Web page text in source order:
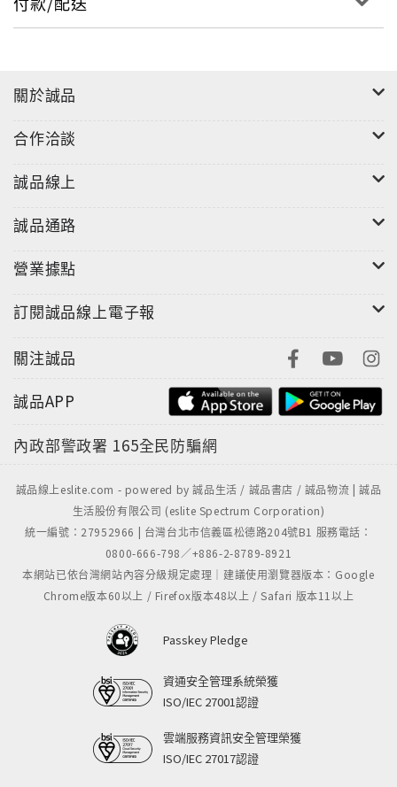
關於誠品
合作洽談
誠品線上
誠品通路
營業據點
訂閱誠品線上電子報
關注誠品
誠品APP
內政部警政署 165全民防騙網
誠品線上eslite.com - powered by 誠品生活 / 誠品書店 / 誠品物流 | 誠品
生活股份有限公司 (eslite Spectrum Corporation)
統一編號：27952966 | 台灣台北市信義區松德路204號B1 服務電話：
0800-666-798／+886-2-8789-8921
本網站已依台灣網站內容分級規定處理｜建議使用瀏覽器版本：Google
Chrome版本60以上 / Firefox版本48以上 / Safari 版本11以上
Passkey Pledge
資通安全管理系統榮獲
ISO/IEC 27001認證
雲端服務資訊安全管理榮獲
ISO/IEC 27017認證